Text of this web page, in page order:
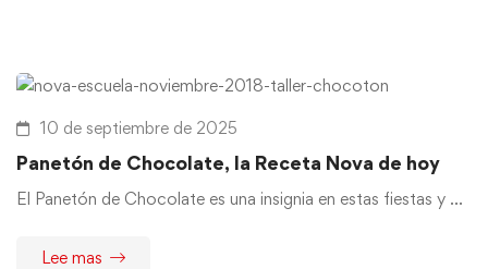
10 de septiembre de 2025
Panetón de Chocolate, la Receta Nova de hoy
El Panetón de Chocolate es una insignia en estas fiestas y …
Lee mas